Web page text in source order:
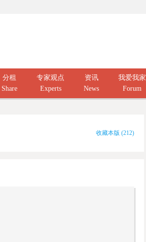
分租
Share
专家观点
Experts
资讯
News
我爱我家
Forum
收藏本版 (212)